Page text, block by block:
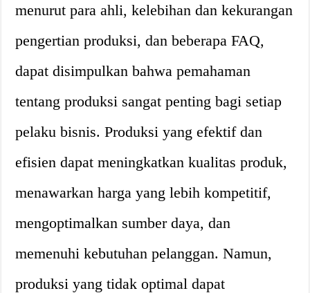
menurut para ahli, kelebihan dan kekurangan
pengertian produksi, dan beberapa FAQ,
dapat disimpulkan bahwa pemahaman
tentang produksi sangat penting bagi setiap
pelaku bisnis. Produksi yang efektif dan
efisien dapat meningkatkan kualitas produk,
menawarkan harga yang lebih kompetitif,
mengoptimalkan sumber daya, dan
memenuhi kebutuhan pelanggan. Namun,
produksi yang tidak optimal dapat